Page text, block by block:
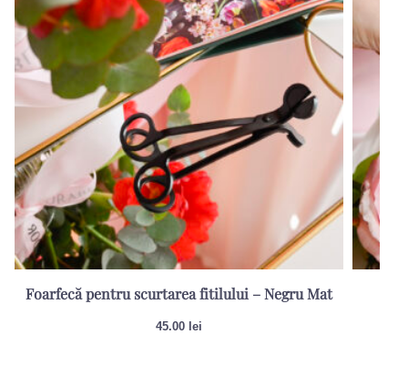
Foarfecă pentru scurtarea fitilului – Negru Mat
45.00 lei